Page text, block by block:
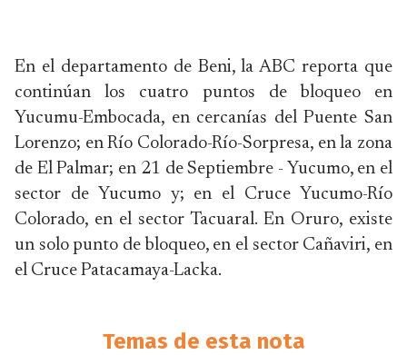
En el departamento de Beni, la ABC reporta que
continúan los cuatro puntos de bloqueo en
Yucumu-Embocada, en cercanías del Puente San
Lorenzo; en Río Colorado-Río-Sorpresa, en la zona
de El Palmar; en 21 de Septiembre - Yucumo, en el
sector de Yucumo y; en el Cruce Yucumo-Río
Colorado, en el sector Tacuaral. En Oruro, existe
un solo punto de bloqueo, en el sector Cañaviri, en
el Cruce Patacamaya-Lacka.
Temas de esta nota